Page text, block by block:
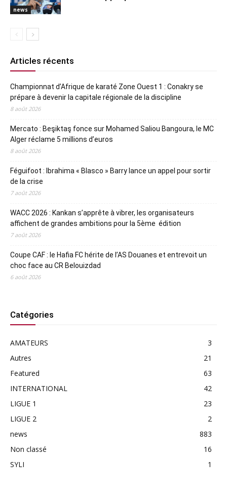
news
Articles récents
Championnat d’Afrique de karaté Zone Ouest 1 : Conakry se
prépare à devenir la capitale régionale de la discipline
8 août 2026
Mercato : Beşiktaş fonce sur Mohamed Saliou Bangoura, le MC
Alger réclame 5 millions d’euros
8 août 2026
Féguifoot : Ibrahima « Blasco » Barry lance un appel pour sortir
de la crise
7 août 2026
WACC 2026 : Kankan s’apprête à vibrer, les organisateurs
affichent de grandes ambitions pour la 5ème édition
7 août 2026
Coupe CAF : le Hafia FC hérite de l’AS Douanes et entrevoit un
choc face au CR Belouizdad
6 août 2026
Catégories
AMATEURS
3
Autres
21
Featured
63
INTERNATIONAL
42
LIGUE 1
23
LIGUE 2
2
news
883
Non classé
16
SYLI
1